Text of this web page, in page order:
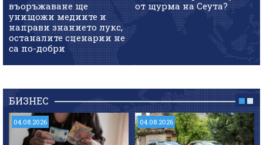
въоръжаване ще
унищожи медиите и
направи знанието лукс,
останалите сценарии не
са по-добри
от щурма на Сеута?
БИЗНЕС
04.08.2026 04.08.2026